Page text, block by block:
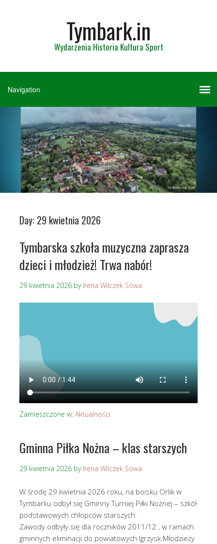
Tymbark.in
Wydarzenia Historia Kultura Sport
Day: 29 kwietnia 2026
Tymbarska szkoła muzyczna zaprasza
dzieci i młodzież! Trwa nabór!
29 kwietnia 2026 by Irena Wilczek Sowa
Zamieszczone w: Aktualności
Gminna Piłka Nożna – klas starszych
29 kwietnia 2026 by Irena Wilczek Sowa
W środę 29 kwietnia 2026 roku, na boisku Orlik w
Tymbarku odbył się Gminny Turniej Piłki Nożnej – szkół
podstawowych chłopców starszych.
Zawody odbyły się dla roczników 2011/12 , w ramach
gminnych eliminacji do powiatowych Igrzysk Młodzieży